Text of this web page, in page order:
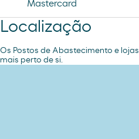
Mastercard
Localização
Os Postos de Abastecimento e lojas
mais perto de si.